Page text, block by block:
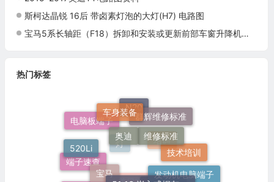
斯柯达晶锐 16后 带卤素灯泡的大灯(H7) 电路图
宝马5系长轴距（F18）拆卸和安装或更新前部车窗升降机扁平式马达施工与复检标准
热门标签
端子速查
培训技术培训
发动机电脑端子
51 16 嵌入式烟灰缸托架
宝马
520Li
电脑板端子
N20群辉维修标准
维修标准
奥迪
车身装备